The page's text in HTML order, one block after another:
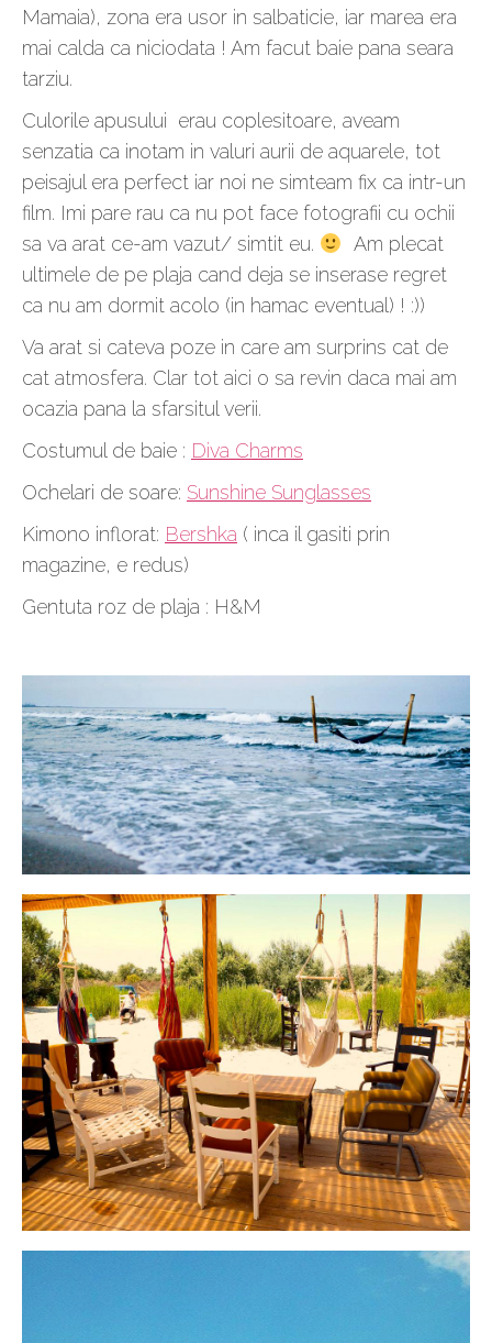
Mamaia), zona era usor in salbaticie, iar marea era
mai calda ca niciodata ! Am facut baie pana seara
tarziu.
Culorile apusului erau coplesitoare, aveam
senzatia ca inotam in valuri aurii de aquarele, tot
peisajul era perfect iar noi ne simteam fix ca intr-un
film. Imi pare rau ca nu pot face fotografii cu ochii
sa va arat ce-am vazut/ simtit eu.
Am plecat
ultimele de pe plaja cand deja se inserase regret
ca nu am dormit acolo (in hamac eventual) ! :))
Va arat si cateva poze in care am surprins cat de
cat atmosfera. Clar tot aici o sa revin daca mai am
ocazia pana la sfarsitul verii.
Costumul de baie : Diva Charms
Ochelari de soare: Sunshine Sunglasses
Kimono inflorat: Bershka ( inca il gasiti prin
magazine, e redus)
Gentuta roz de plaja : H&M